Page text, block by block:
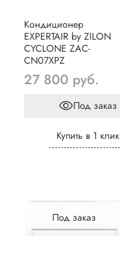
Кондиционер
EXPERTAIR by ZILON
CYCLONE ZAC-
CN07XPZ
27 800 руб.
Под заказ
Купить в 1 клик
Под заказ